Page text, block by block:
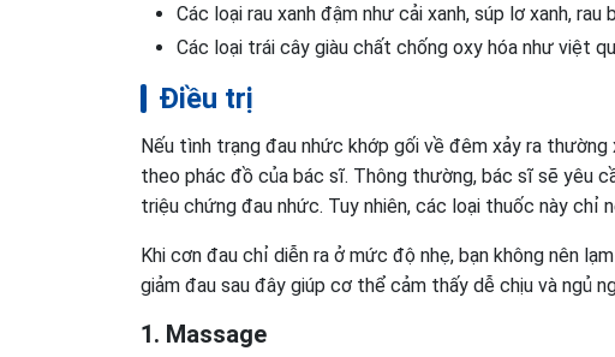
Các loại rau xanh đậm như cải xanh, súp lơ xanh, rau
Các loại trái cây giàu chất chống oxy hóa như việt
Điều trị
Nếu tình trạng đau nhức khớp gối về đêm xảy ra
theo phác đồ của bác sĩ. Thông thường, bác sĩ sẽ yêu
triệu chứng đau nhức. Tuy nhiên, các loại thuốc này chỉ
Khi cơn đau chỉ diễn ra ở mức độ nhẹ, bạn không nên
giảm đau sau đây giúp cơ thể cảm thấy dễ chịu và ngủ
1. Massage